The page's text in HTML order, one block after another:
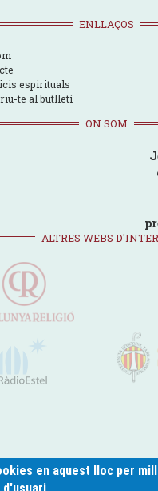
ENLLAÇOS
espirituals
te al butlletí
ON SOM
ALTRES WEBS
en aquest lloc per